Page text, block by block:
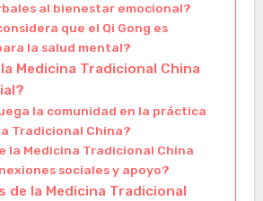
al bienestar emocional?
que el Qi Gong es
la salud mental?
Medicina Tradicional China
la comunidad en la práctica
Tradicional China?
la Medicina Tradicional China
sociales y apoyo?
de la Medicina Tradicional